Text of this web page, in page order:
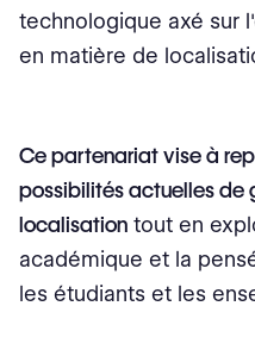
technologique axé sur
en matière de
Ce partenariat vise à
possibilités actuelles de
localisation tout en
académique et la
les étudiants et les